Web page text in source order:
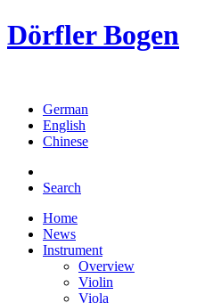
Dörfler Bogen
German
English
Chinese
Search
Home
News
Instrument
Overview
Violin
Viola